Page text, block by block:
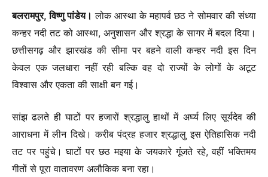
बलरामपुर, विष्णु पांडेय।लोक आस्था के महापर्व छठ ने सोमवार की संध्या
कन्हर नदी तट को आस्था, अनुशासन और श्रद्धा के सागर में बदल दिया।
छत्तीसगढ़ और झारखंड की सीमा पर बहने वाली कन्हर नदी इस दिन
केवल एक जलधारा नहीं रही बल्कि वह दो राज्यों के लोगों के अटूट
विश्वास और एकता की साक्षी बन गई।
सांझ ढलते ही घाटों पर हजारों श्रद्धालु हाथों में अर्घ्य लिए सूर्यदेव की
आराधना में लीन दिखे। करीब पंद्रह हजार श्रद्धालु इस ऐतिहासिक नदी
तट पर पहुंचे। घाटों पर छठ मइया के जयकारे गूंजते रहे, वहीं भक्तिमय
गीतों से पूरा वातावरण अलौकिक बना रहा।